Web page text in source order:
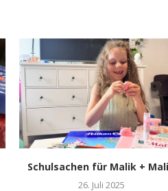
Schulsachen für Malik +
26. Juli 2025